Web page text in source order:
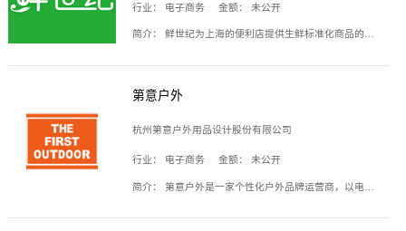
行业： 电子商务 金额： 未公开
简介： 鲜世纪为上海的便利店提供生鲜标准化商品的供应链服务，帮商家解决生鲜采购、运营问题，帮助商家销售。平台提供的商品覆盖果蔬肉类、常温与低温奶制品、冷冻食品、零食饮料、粮油副食、居家洗护等多个品类，上架SKU3000余个。公司建立了近万平方米的仓储场地和物流配送体系，为合作商家提供快速配送服务。
第意户外
杭州第意户外用品设计股份有限公司
行业： 电子商务 金额： 未公开
简介： 第意户外是一家个性化户外品牌运营商，以电子商务为主要载体，主要从事户外产品的设计、生产、销售业务，产品包含冲锋衣、户外鞋、户外背包等。